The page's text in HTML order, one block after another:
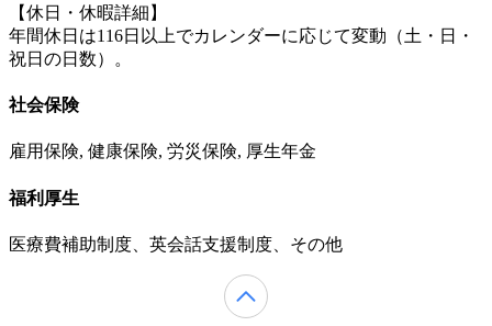
【休日・休暇詳細】
年間休日は116日以上でカレンダーに応じて変動（土・日・
祝日の日数）。
社会保険
雇用保険, 健康保険, 労災保険, 厚生年金
福利厚生
医療費補助制度、英会話支援制度、その他